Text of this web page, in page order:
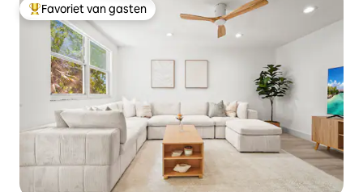
Topfavoriet van gasten
Favoriet van gasten